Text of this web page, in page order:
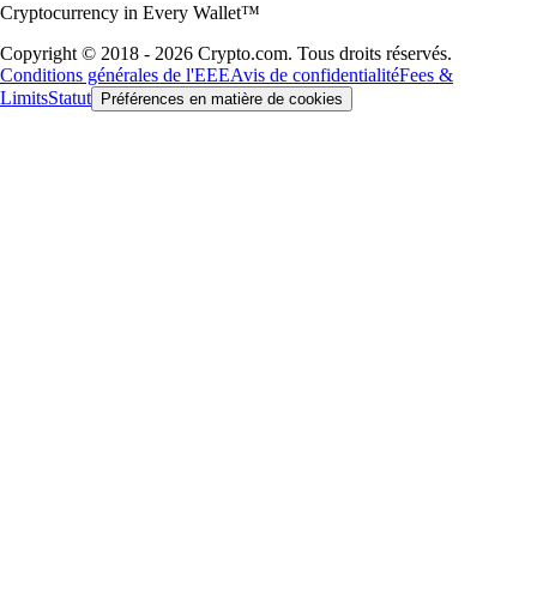
Cryptocurrency in Every Wallet™
Copyright © 2018 - 2026 Crypto.com. Tous droits réservés.
Conditions générales de l'EEEAvis de confidentialitéFees &
LimitsStatut Préférences en matière de cookies